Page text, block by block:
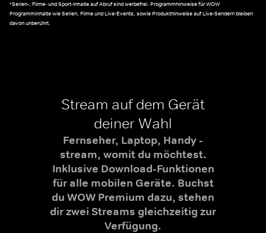
*Serien-, Filme- und Sport-Inhalte auf Abruf sind werbefrei. Programmhinweise für WOW
Programminhalte wie Serien, Filme und Live-Events, sowie Produkthinweise auf Live-Sendern bleiben
davon unberührt.
Stream auf dem Gerät
deiner Wahl
Fernseher, Laptop, Handy -
stream, womit du möchtest.
Inklusive Download-Funktionen
für alle mobilen Geräte. Buchst
du WOW Premium dazu, stehen
dir zwei Streams gleichzeitig zur
Verfügung.